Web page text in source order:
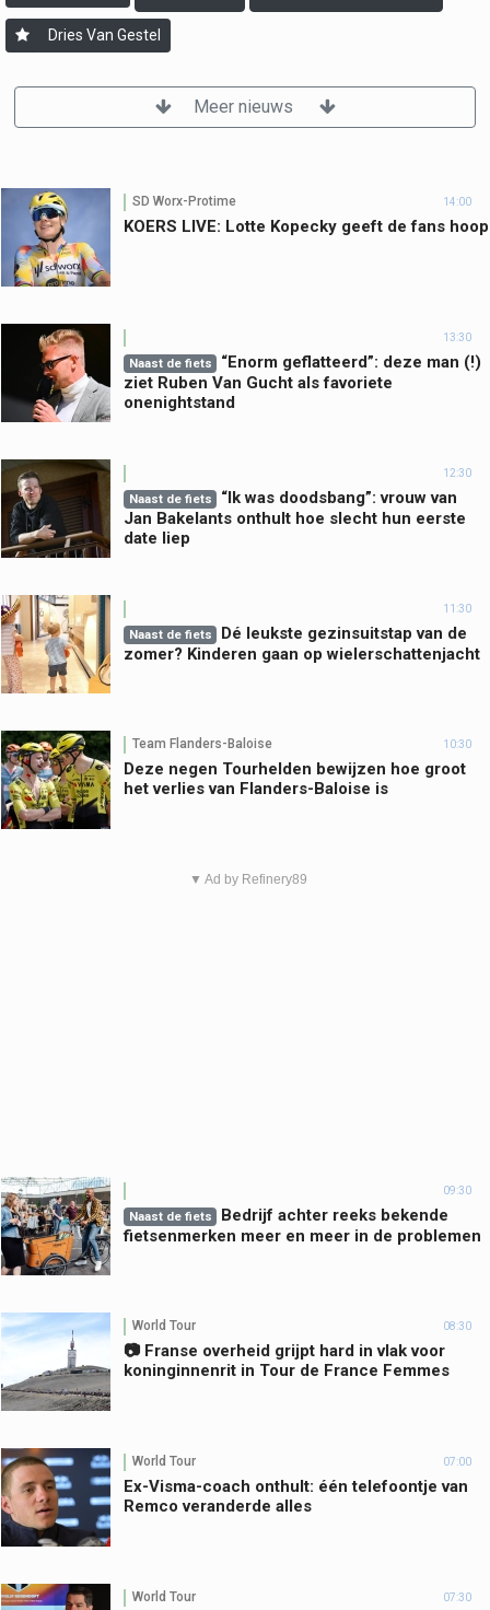
Dries Van Gestel
Meer nieuws
SD Worx-Protime 14:00
KOERS LIVE: Lotte Kopecky geeft de fans hoop
13:30
Naast de fiets
“Enorm geflatteerd”: deze man (!)
ziet Ruben Van Gucht als favoriete
onenightstand
12:30
Naast de fiets
“Ik was doodsbang”: vrouw van
Jan Bakelants onthult hoe slecht hun eerste
date liep
11:30
Naast de fiets
Dé leukste gezinsuitstap van de
zomer? Kinderen gaan op wielerschattenjacht
Team Flanders-Baloise 10:30
Deze negen Tourhelden bewijzen hoe groot
het verlies van Flanders-Baloise is
▼ Ad by Refinery89
09:30
Naast de fiets
Bedrijf achter reeks bekende
fietsenmerken meer en meer in de problemen
World Tour 08:30
📷 Franse overheid grijpt hard in vlak voor
koninginnenrit in Tour de France Femmes
World Tour 07:00
Ex-Visma-coach onthult: één telefoontje van
Remco veranderde alles
World Tour 07:30